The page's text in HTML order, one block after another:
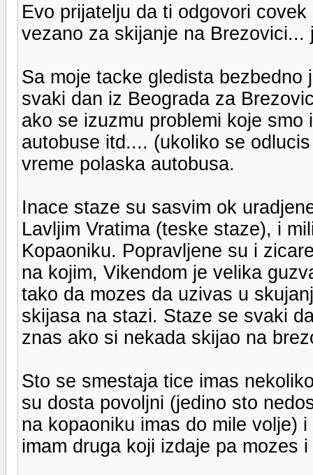
Evo prijatelju da ti odgovori
vezano za skijanje na Brezovici...
Sa moje tacke gledista
svaki dan iz Beograda za
ako se izuzmu problemi koje
autobuse itd.... (ukoliko se
vreme polaska autobusa.
Inace staze su sasvim ok
Lavljim Vratima (teske staze), i
Kopaoniku. Popravljene su i
na kojim, Vikendom je velika
tako da mozes da uzivas u
skijasa na stazi. Staze se svaki
znas ako si nekada skijao na
Sto se smestaja tice imas
su dosta povoljni (jedino sto
na kopaoniku imas do mile volje)
imam druga koji izdaje pa mozes